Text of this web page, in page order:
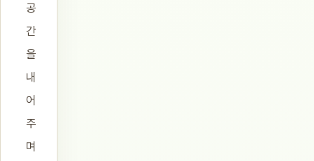
공
간
을
내
어
주
며